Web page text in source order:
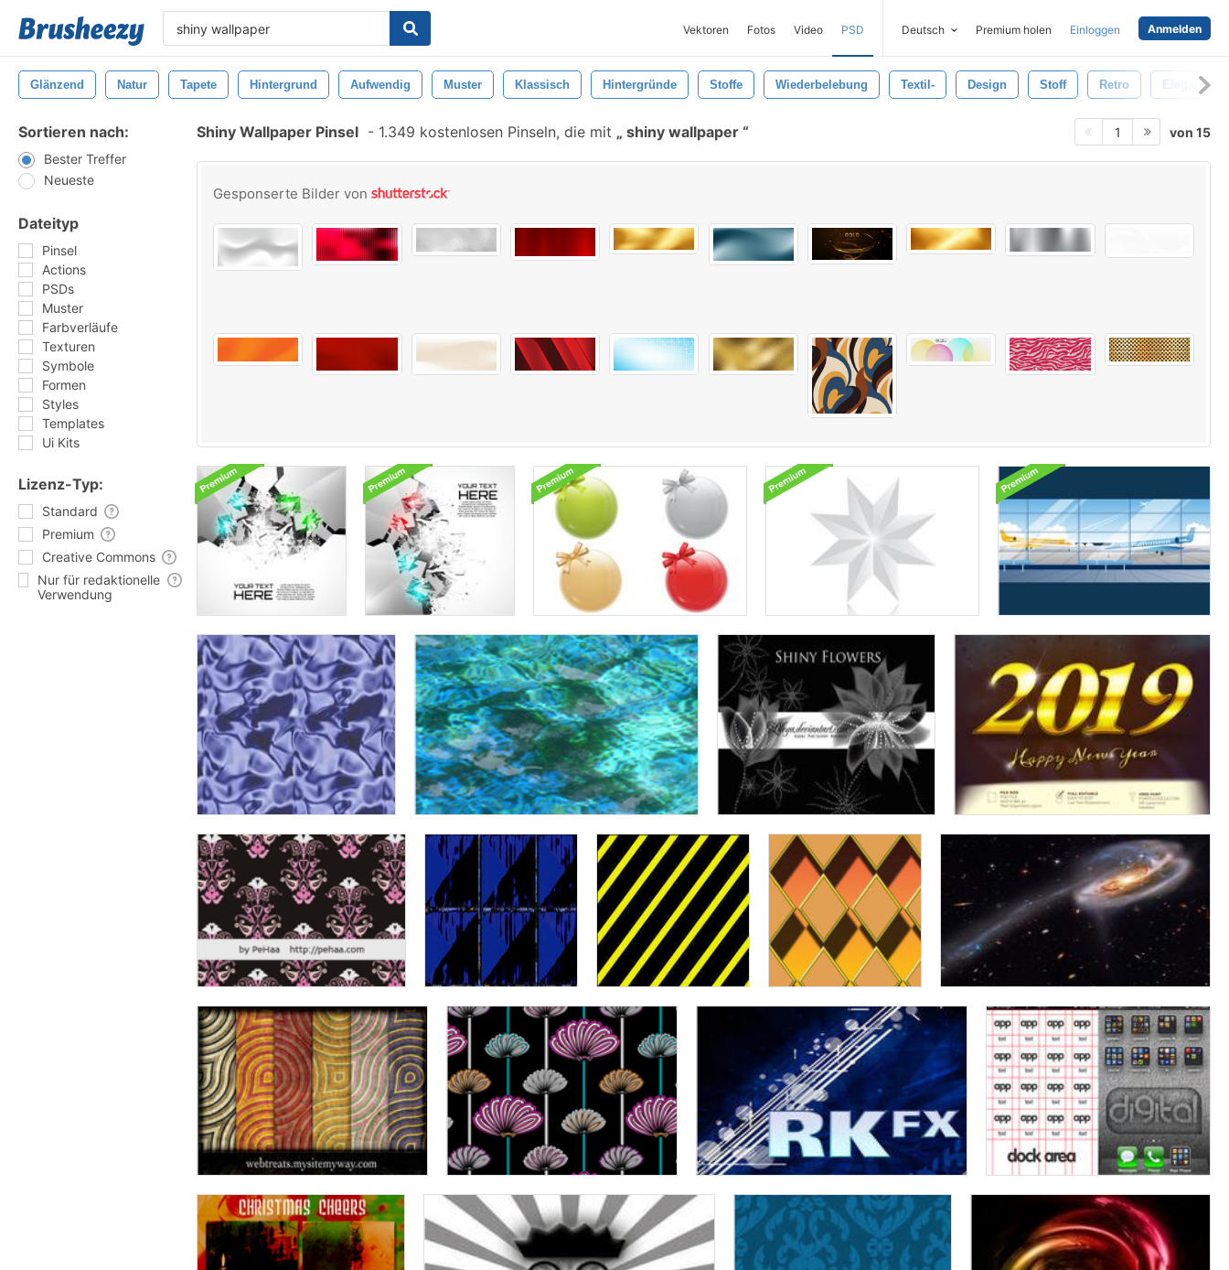
Vektoren Fotos Video PSD Deutsch Premium holen Einloggen Anmelden
Glänzend Natur Tapete Hintergrund Aufwendig Muster Klassisch Hintergründe Stoffe Wiederbelebung Textil- Design Stoff Retro Eleganz
Sortieren nach:
Bester Treffer
Neueste
Dateityp
Pinsel
Actions
PSDs
Muster
Farbverläufe
Texturen
Symbole
Formen
Styles
Templates
Ui Kits
Lizenz-Typ:
Standard
Premium
Creative Commons
Nur für redaktionelle
Verwendung
Shiny Wallpaper Pinsel - 1.349 kostenlosen Pinseln, die mit shiny wallpaper 1 von 15
Gesponserte Bilder von